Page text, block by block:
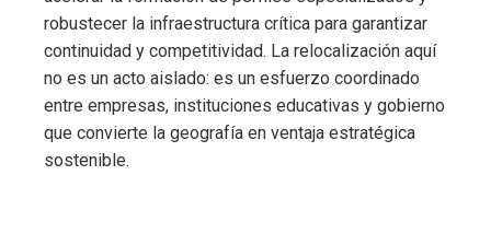
robustecer la infraestructura crítica para garantizar
continuidad y competitividad. La relocalización aquí
no es un acto aislado: es un esfuerzo coordinado
entre empresas, instituciones educativas y gobierno
que convierte la geografía en ventaja estratégica
sostenible.